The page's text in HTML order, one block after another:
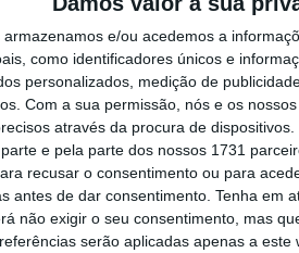
armazenamos e/ou acedemos a
como identificadores únicos e
personalizados, medição de
Com a sua permissão, nós e os
através da procura de
e pela parte dos nossos 1731
recusar o consentimento ou para
antes de dar consentimento. Tenha em
não exigir o seu consentimento, mas
serão aplicadas apenas a
Vuorinen, Kekarainen, Ternava,
Monteiro, João Moniz, Leonardo
Gonçalves (Afonso Duarte, 77), Ivan
63) e José Rodrigues (Gustavo